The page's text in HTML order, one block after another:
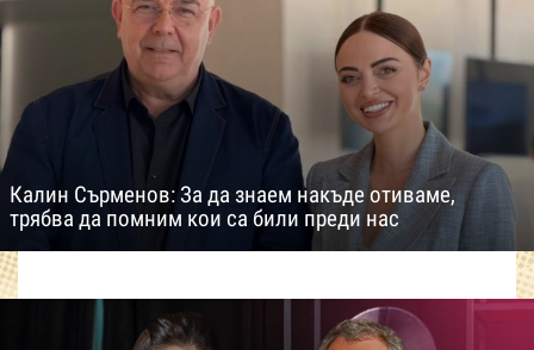
Калин Сърменов: За да знаем накъде отиваме,
трябва да помним кои са били преди нас